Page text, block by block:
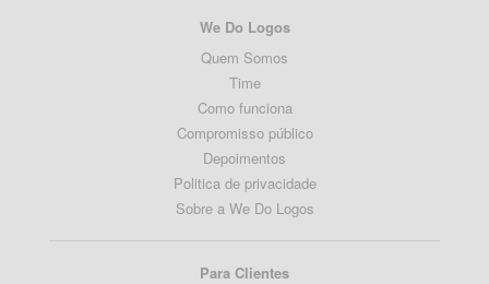
We Do Logos
Quem Somos
Time
Como funciona
Compromisso público
Depoimentos
Politica de privacidade
Sobre a We Do Logos
Para Clientes